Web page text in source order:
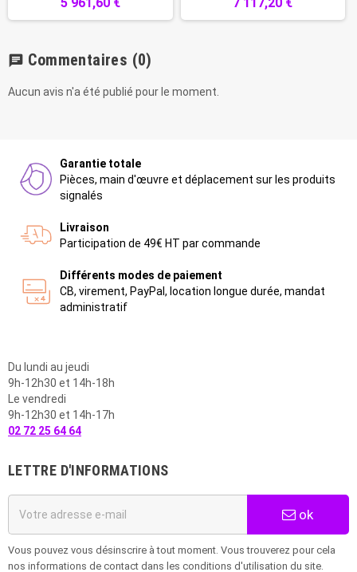
chat Commentaires (0)
Aucun avis n'a été publié pour le moment.
Garantie totale
Pièces, main d'œuvre et déplacement sur les produits
signalés
Livraison
Participation de 49€ HT par commande
Différents modes de paiement
CB, virement, PayPal, location longue durée, mandat
administratif
Du lundi au jeudi
9h-12h30 et 14h-18h
Le vendredi
9h-12h30 et 14h-17h
02 72 25 64 64
LETTRE D'INFORMATIONS
ok
Vous pouvez vous désinscrire à tout moment. Vous trouverez pour cela
nos informations de contact dans les conditions d'utilisation du site.